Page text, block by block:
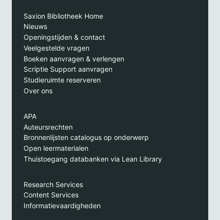
Saxion Bibliotheek Home
Nieuws
Openingstijden & contact
Veelgestelde vragen
Boeken aanvragen & verlengen
Scriptie Support aanvragen
Studieruimte reserveren
Over ons
APA
Auteursrechten
Bronnenlijsten catalogus op onderwerp
Open leermaterialen
Thuistoegang databanken via Lean Library
Research Services
Content Services
Informatievaardigheden